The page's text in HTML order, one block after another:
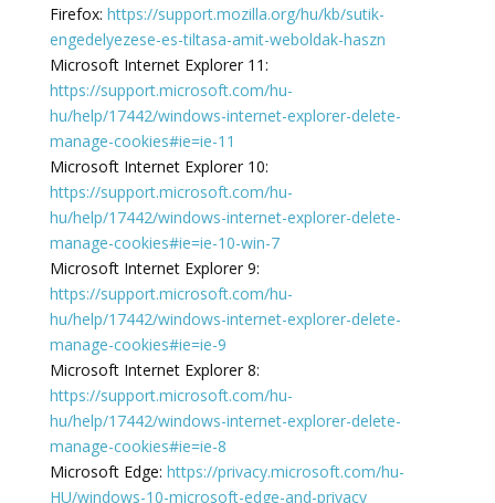
Firefox: https://support.mozilla.org/hu/kb/sutik-
engedelyezese-es-tiltasa-amit-weboldak-haszn
Microsoft Internet Explorer 11:
https://support.microsoft.com/hu-
hu/help/17442/windows-internet-explorer-delete-
manage-cookies#ie=ie-11
Microsoft Internet Explorer 10:
https://support.microsoft.com/hu-
hu/help/17442/windows-internet-explorer-delete-
manage-cookies#ie=ie-10-win-7
Microsoft Internet Explorer 9:
https://support.microsoft.com/hu-
hu/help/17442/windows-internet-explorer-delete-
manage-cookies#ie=ie-9
Microsoft Internet Explorer 8:
https://support.microsoft.com/hu-
hu/help/17442/windows-internet-explorer-delete-
manage-cookies#ie=ie-8
Microsoft Edge: https://privacy.microsoft.com/hu-
HU/windows-10-microsoft-edge-and-privacy